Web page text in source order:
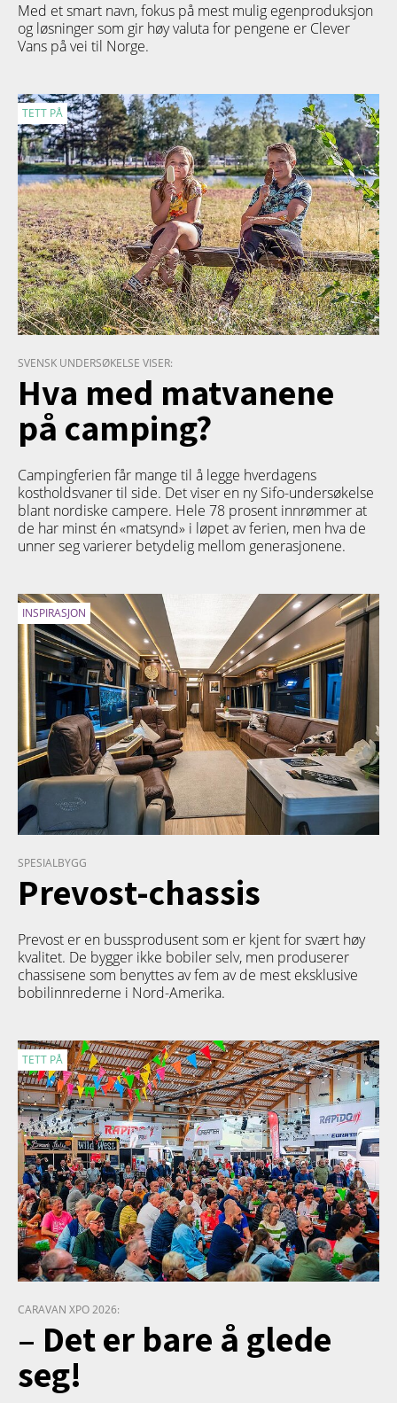
Med et smart navn, fokus på mest mulig egenproduksjon
og løsninger som gir høy valuta for pengene er Clever
Vans på vei til Norge.
TETT PÅ
SVENSK UNDERSØKELSE VISER:
Hva med matvanene
på camping?
Campingferien får mange til å legge hverdagens
kostholdsvaner til side. Det viser en ny Sifo-undersøkelse
blant nordiske campere. Hele 78 prosent innrømmer at
de har minst én «matsynd» i løpet av ferien, men hva de
unner seg varierer betydelig mellom generasjonene.
INSPIRASJON
SPESIALBYGG
Prevost-chassis
Prevost er en bussprodusent som er kjent for svært høy
kvalitet. De bygger ikke bobiler selv, men produserer
chassisene som benyttes av fem av de mest eksklusive
bobilinnrederne i Nord-Amerika.
TETT PÅ
CARAVAN XPO 2026:
– Det er bare å glede
seg!